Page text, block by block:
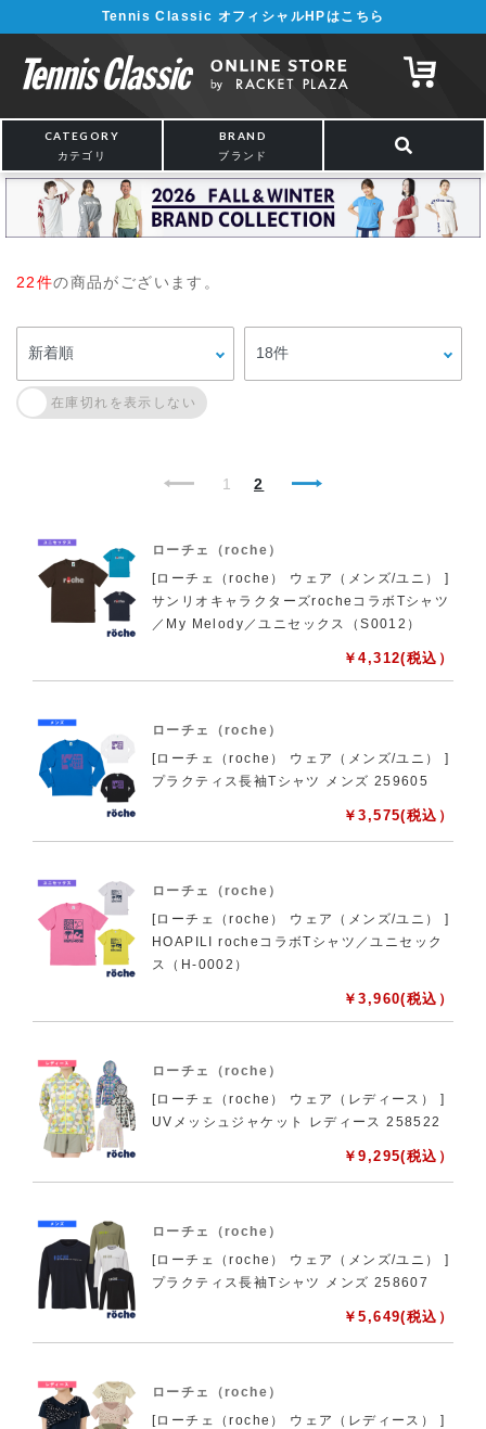
Tennis Classic オフィシャルHPはこちら
CATEGORY
カテゴリ
BRAND
ブランド
22件の商品がございます。
1 2
ローチェ（roche）
[ローチェ（roche） ウェア（メンズ/ユニ） ]
サンリオキャラクターズrocheコラボTシャツ
／My Melody／ユニセックス（S0012）
￥4,312(税込）
ローチェ（roche）
[ローチェ（roche） ウェア（メンズ/ユニ） ]
プラクティス長袖Tシャツ メンズ 259605
￥3,575(税込）
ローチェ（roche）
[ローチェ（roche） ウェア（メンズ/ユニ） ]
HOAPILI rocheコラボTシャツ／ユニセック
ス（H-0002）
￥3,960(税込）
ローチェ（roche）
[ローチェ（roche） ウェア（レディース） ]
UVメッシュジャケット レディース 258522
￥9,295(税込）
ローチェ（roche）
[ローチェ（roche） ウェア（メンズ/ユニ） ]
プラクティス長袖Tシャツ メンズ 258607
￥5,649(税込）
ローチェ（roche）
[ローチェ（roche） ウェア（レディース） ]